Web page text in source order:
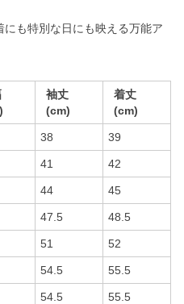
も特別な日にも映える万能ア
袖丈
(cm)
着丈
(cm)
38 39
41 42
44 45
47.5 48.5
51 52
54.5 55.5
54.5 55.5